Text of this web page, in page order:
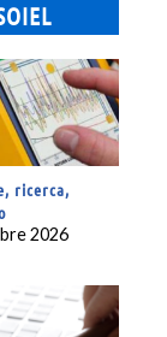
ricerca,
2026